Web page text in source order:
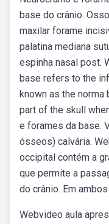
base do crânio.
maxilar forame
palatina mediana
espinha nasal post.
base refers to the
known as the
part of the skull
e forames da base.
ósseos) calvária.
occipital contém a
que permite a
do crânio. Em
Webvideo aula